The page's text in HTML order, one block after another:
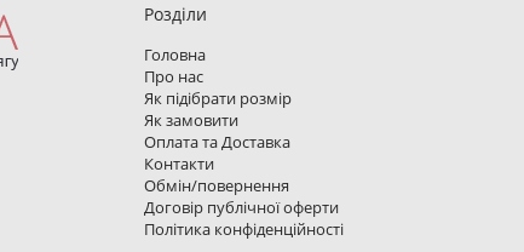
Розділи
Головна
Про нас
Як підібрати розмір
Як замовити
Оплата та Доставка
Контакти
Обмін/повернення
Договір публічної оферти
Політика конфіденційності